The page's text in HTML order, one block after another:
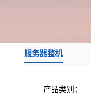
服务器整机
产品类别：